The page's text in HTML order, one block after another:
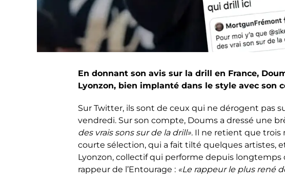
En donnant son avis sur la drill en France,
Lyonzon, bien implanté dans le style avec son
Sur Twitter, ils sont de ceux qui ne dérogent pas
vendredi. Sur son compte, Doums a dressé une
des vrais sons sur de la drill». Il ne retient que trois
courte sélection, qui a fait tilté quelques artistes,
Lyonzon, collectif qui performe depuis
rappeur de l’Entourage : «Le rappeur le plus rené